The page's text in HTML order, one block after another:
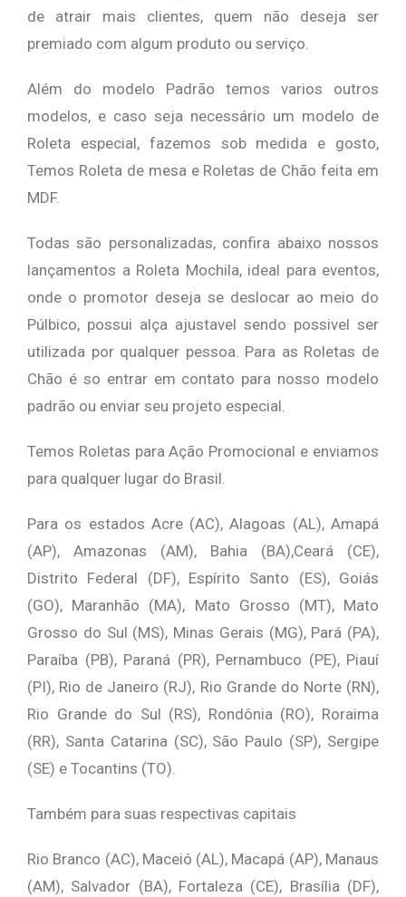
de atrair mais clientes, quem não deseja ser
premiado com algum produto ou serviço.
Além do modelo Padrão temos varios outros
modelos, e caso seja necessário um modelo de
Roleta especial, fazemos sob medida e gosto,
Temos Roleta de mesa e Roletas de Chão feita em
MDF.
Todas são personalizadas, confira abaixo nossos
lançamentos a Roleta Mochila, ideal para eventos,
onde o promotor deseja se deslocar ao meio do
Púlbico, possui alça ajustavel sendo possivel ser
utilizada por qualquer pessoa. Para as Roletas de
Chão é so entrar em contato para nosso modelo
padrão ou enviar seu projeto especial.
Temos Roletas para Ação Promocional e enviamos
para qualquer lugar do Brasil.
Para os estados Acre (AC), Alagoas (AL), Amapá
(AP), Amazonas (AM), Bahia (BA),Ceará (CE),
Distrito Federal (DF), Espírito Santo (ES), Goiás
(GO), Maranhão (MA), Mato Grosso (MT), Mato
Grosso do Sul (MS), Minas Gerais (MG), Pará (PA),
Paraíba (PB), Paraná (PR), Pernambuco (PE), Piauí
(PI), Rio de Janeiro (RJ), Rio Grande do Norte (RN),
Rio Grande do Sul (RS), Rondônia (RO), Roraima
(RR), Santa Catarina (SC), São Paulo (SP), Sergipe
(SE) e Tocantins (TO).
Também para suas respectivas capitais
Rio Branco (AC), Maceió (AL), Macapá (AP), Manaus
(AM), Salvador (BA), Fortaleza (CE), Brasília (DF),